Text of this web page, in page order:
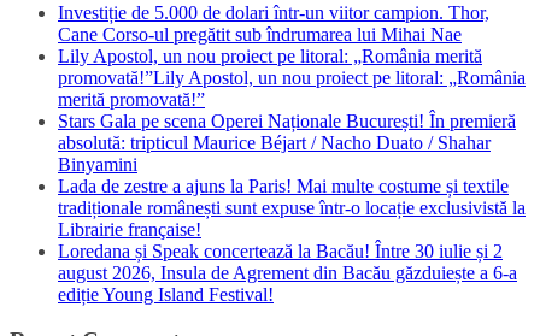
Investiție de 5.000 de dolari într-un viitor campion. Thor,
Cane Corso-ul pregătit sub îndrumarea lui Mihai Nae
Lily Apostol, un nou proiect pe litoral: „România merită
promovată!”Lily Apostol, un nou proiect pe litoral: „România
merită promovată!”
Stars Gala pe scena Operei Naționale București! În premieră
absolută: tripticul Maurice Béjart / Nacho Duato / Shahar
Binyamini
Lada de zestre a ajuns la Paris! Mai multe costume și textile
tradiționale românești sunt expuse într-o locație exclusivistă la
Librairie française!
Loredana și Speak concertează la Bacău! Între 30 iulie și 2
august 2026, Insula de Agrement din Bacău găzduiește a 6-a
ediție Young Island Festival!